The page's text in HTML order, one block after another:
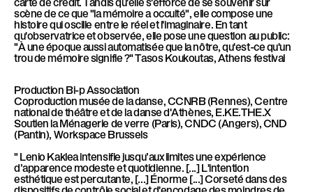
scène de ce que "la mémoire a occulté", elle compose une
histoire qui oscille entre le réel et l'imaginaire. En tant
qu'observatrice et observée, elle pose une question au public:
"À une époque aussi automatisée que la nôtre, qu'est-ce qu'un
trou de mémoire signifie ?" Tasos Koukoutas, Athens festival
Production Bi-p Association
Coproductionmusée de la danse, CCNRB (Rennes), Centre
national de théâtre et de la danse d'Athènes, E.KE.THE.X
Soutienla Ménagerie de verre (Paris), CNDC (Angers), CND
(Pantin), Workspace Brussels
" Lenio Kaklea intensifie jusqu’aux limites une expérience
d’apparence modeste et quotidienne. [...] L'intention
esthétique est percutante, [...] Énorme [...] Corseté dans des
dispositifs de contrôle social et d'encodage des moindres de